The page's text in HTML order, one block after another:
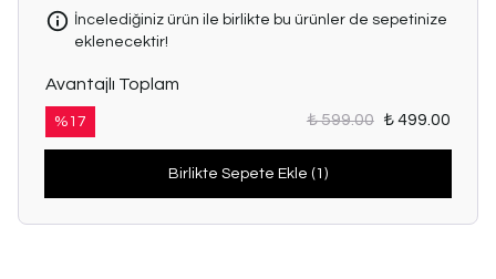
İncelediğiniz ürün ile birlikte bu ürünler de sepetinize
eklenecektir!
Avantajlı Toplam
% 17 ₺ 599.00 ₺ 499.00
Birlikte Sepete Ekle (1)